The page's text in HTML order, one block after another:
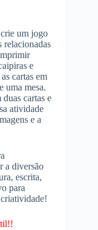
um jogo
relacionadas
e
cartas em
uma mesa.
cartas e
atividade
e a
a diversão
escrita,
para